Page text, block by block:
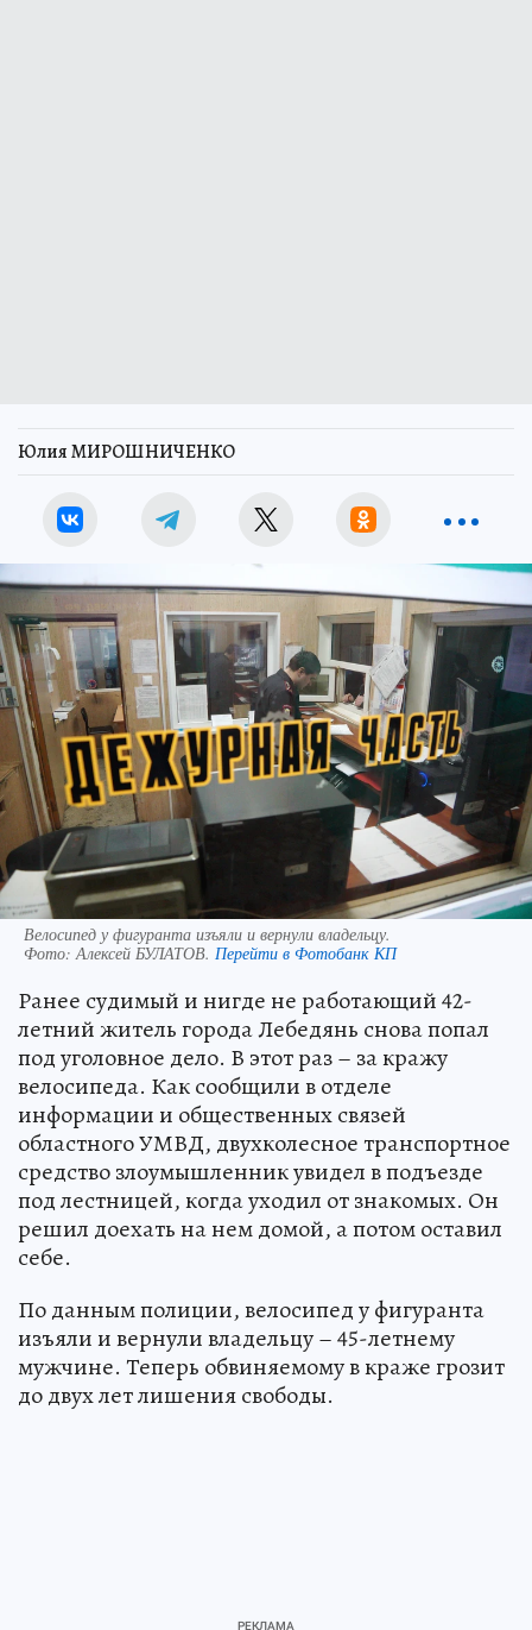
Юлия МИРОШНИЧЕНКО
Велосипед у фигуранта изъяли и вернули владельцу.
Фото:Алексей БУЛАТОВ. Перейти в Фотобанк КП
Ранее судимый и нигде не работающий 42-
летний житель города Лебедянь снова попал
под уголовное дело. В этот раз – за кражу
велосипеда. Как сообщили в отделе
информации и общественных связей
областного УМВД, двухколесное транспортное
средство злоумышленник увидел в подъезде
под лестницей, когда уходил от знакомых. Он
решил доехать на нем домой, а потом оставил
себе.
По данным полиции, велосипед у фигуранта
изъяли и вернули владельцу – 45-летнему
мужчине. Теперь обвиняемому в краже грозит
до двух лет лишения свободы.